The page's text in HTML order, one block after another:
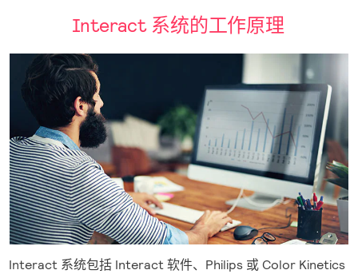
Interact 系统的工作原理
Interact 系统包括 Interact 软件、Philips 或 Color Kinetics